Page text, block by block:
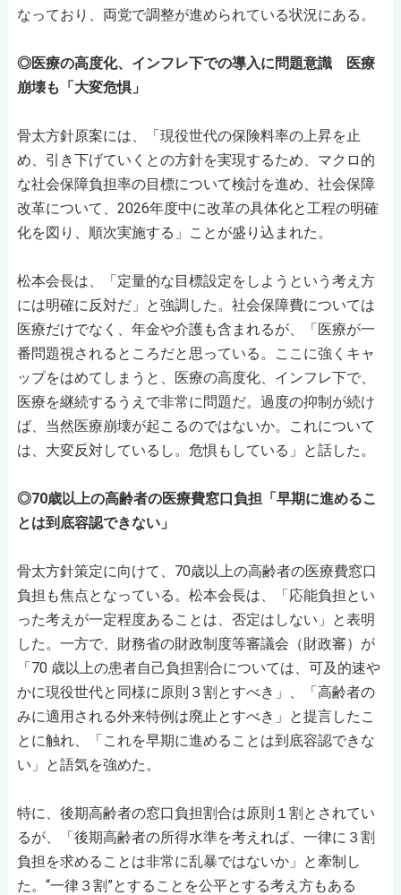
なっており、両党で調整が進められている状況にある。
◎医療の高度化、インフレ下での導入に問題意識 医療
崩壊も「大変危惧」
骨太方針原案には、「現役世代の保険料率の上昇を止
め、引き下げていくとの方針を実現するため、マクロ的
な社会保障負担率の目標について検討を進め、社会保障
改革について、2026年度中に改革の具体化と工程の明確
化を図り、順次実施する」ことが盛り込まれた。
松本会長は、「定量的な目標設定をしようという考え方
には明確に反対だ」と強調した。社会保障費については
医療だけでなく、年金や介護も含まれるが、「医療が一
番問題視されるところだと思っている。ここに強くキャ
ップをはめてしまうと、医療の高度化、インフレ下で、
医療を継続するうえで非常に問題だ。過度の抑制が続け
ば、当然医療崩壊が起こるのではないか。これについて
は、大変反対しているし。危惧もしている」と話した。
◎70歳以上の高齢者の医療費窓口負担「早期に進めるこ
とは到底容認できない」
骨太方針策定に向けて、70歳以上の高齢者の医療費窓口
負担も焦点となっている。松本会長は、「応能負担とい
った考えが一定程度あることは、否定はしない」と表明
した。一方で、財務省の財政制度等審議会（財政審）が
「70 歳以上の患者自己負担割合については、可及的速や
かに現役世代と同様に原則３割とすべき」、「高齢者の
みに適用される外来特例は廃止とすべき」と提言したこ
とに触れ、「これを早期に進めることは到底容認できな
い」と語気を強めた。
特に、後期高齢者の窓口負担割合は原則１割とされてい
るが、「後期高齢者の所得水準を考えれば、一律に３割
負担を求めることは非常に乱暴ではないか」と牽制し
た。“一律３割”とすることを公平とする考え方もある